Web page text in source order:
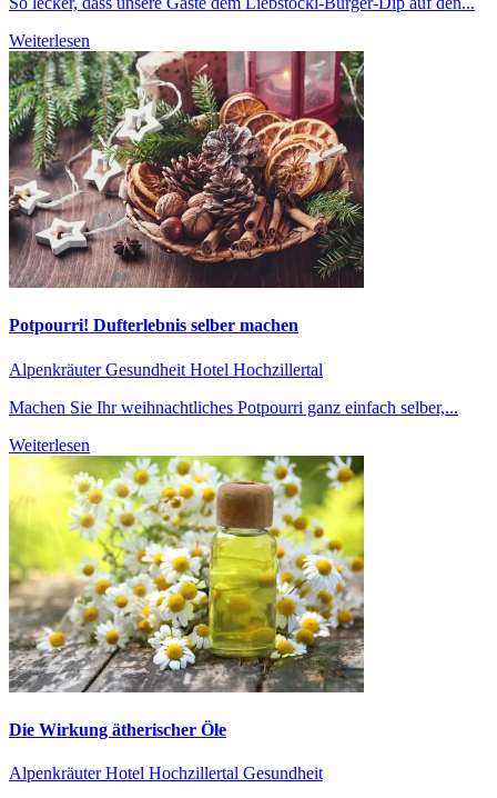
Weiterlesen
Potpourri! Dufterlebnis selber machen
Alpenkräuter Gesundheit Hotel Hochzillertal
Machen Sie Ihr weihnachtliches Potpourri ganz einfach selber,...
Weiterlesen
Die Wirkung ätherischer Öle
Alpenkräuter Hotel Hochzillertal Gesundheit